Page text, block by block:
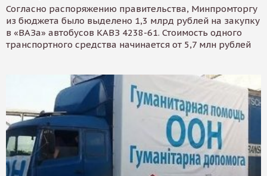
Согласно распоряжению правительства, Минпромторгу
из бюджета было выделено 1,3 млрд рублей на закупку
в «ВАЗа» автобусов КАВЗ 4238-61. Стоимость одного
транспортного средства начинается от 5,7 млн рублей